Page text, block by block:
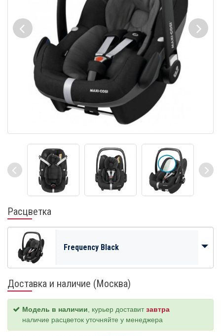
Расцветка
Frequency Black
Доставка и наличие (Москва)
Модель в наличии, курьер доставитзавтра
наличие расцветок уточняйте у менеджера